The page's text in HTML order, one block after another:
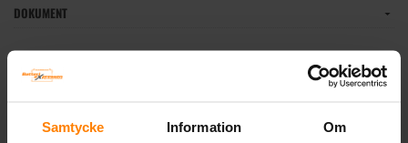
Samtycke Information Om
DOKUMENT
Liknande produkter och/eller tillbehör: